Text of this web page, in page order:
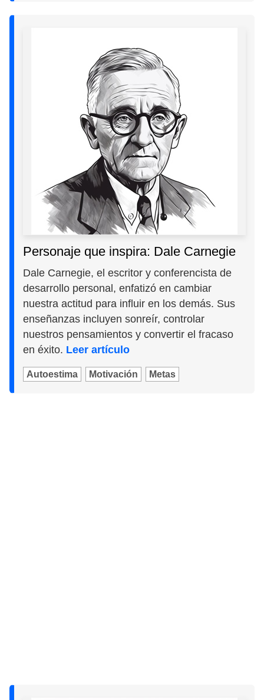
Personaje que inspira: Dale Carnegie
Dale Carnegie, el escritor y conferencista de
desarrollo personal, enfatizó en cambiar
nuestra actitud para influir en los demás. Sus
enseñanzas incluyen sonreír, controlar
nuestros pensamientos y convertir el fracaso
en éxito. Leer artículo
Autoestima Motivación Metas